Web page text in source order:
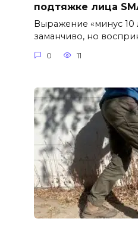
подтяжке лица
Выражение «минус 10
заманчиво, но
0 11